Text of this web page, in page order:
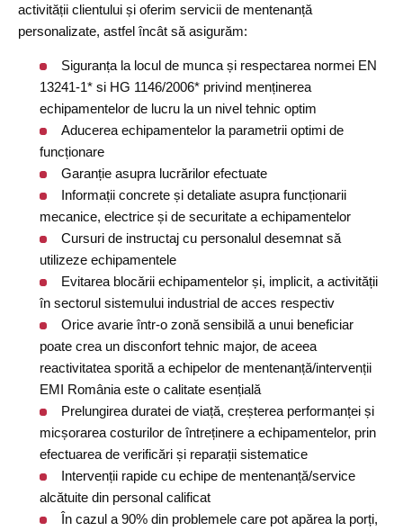
activității clientului și oferim servicii de mentenanță
personalizate, astfel încât să asigurăm:
Siguranța la locul de munca și respectarea normei EN
13241-1* si HG 1146/2006* privind menținerea
echipamentelor de lucru la un nivel tehnic optim
Aducerea echipamentelor la parametrii optimi de
funcționare
Garanție asupra lucrărilor efectuate
Informații concrete și detaliate asupra funcționarii
mecanice, electrice și de securitate a echipamentelor
Cursuri de instructaj cu personalul desemnat să
utilizeze echipamentele
Evitarea blocării echipamentelor și, implicit, a activității
în sectorul sistemului industrial de acces respectiv
Orice avarie într-o zonă sensibilă a unui beneficiar
poate crea un disconfort tehnic major, de aceea
reactivitatea sporită a echipelor de mentenanță/intervenții
EMI România este o calitate esențială
Prelungirea duratei de viață, creșterea performanței și
micșorarea costurilor de întreținere a echipamentelor, prin
efectuarea de verificări și reparații sistematice
Intervenții rapide cu echipe de mentenanță/service
alcătuite din personal calificat
În cazul a 90% din problemele care pot apărea la porți,